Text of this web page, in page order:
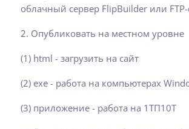
облачный сервер FlipBuilder или FTP-
2. Опубликовать на местном уровне
(1) html - загрузить на сайт
(2) exe - работа на компьютерах
(3) приложение - работа на 1ТП10Т